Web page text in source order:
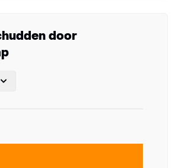
door